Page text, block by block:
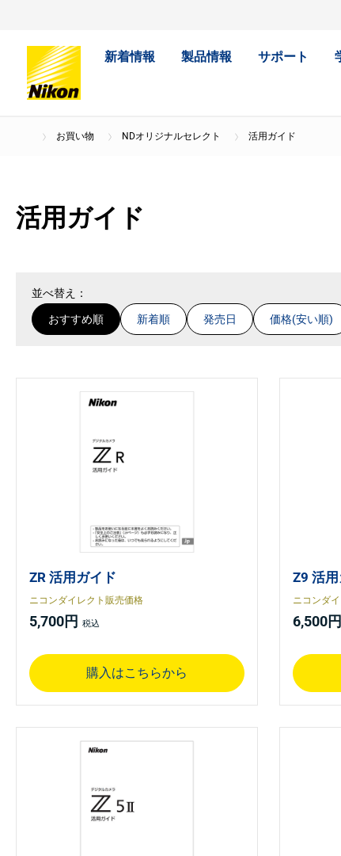
新着情報 製品情報 サポート
お買い物 NDオリジナルセレクト 活用ガイド
活用ガイド
並べ替え：
おすすめ順 新着順 発売日 価格(安い順)
ZR 活用ガイド
ニコンダイレクト販売価格
5,700円
購入はこちらから
Z9 活
ニコンダ
6,500円